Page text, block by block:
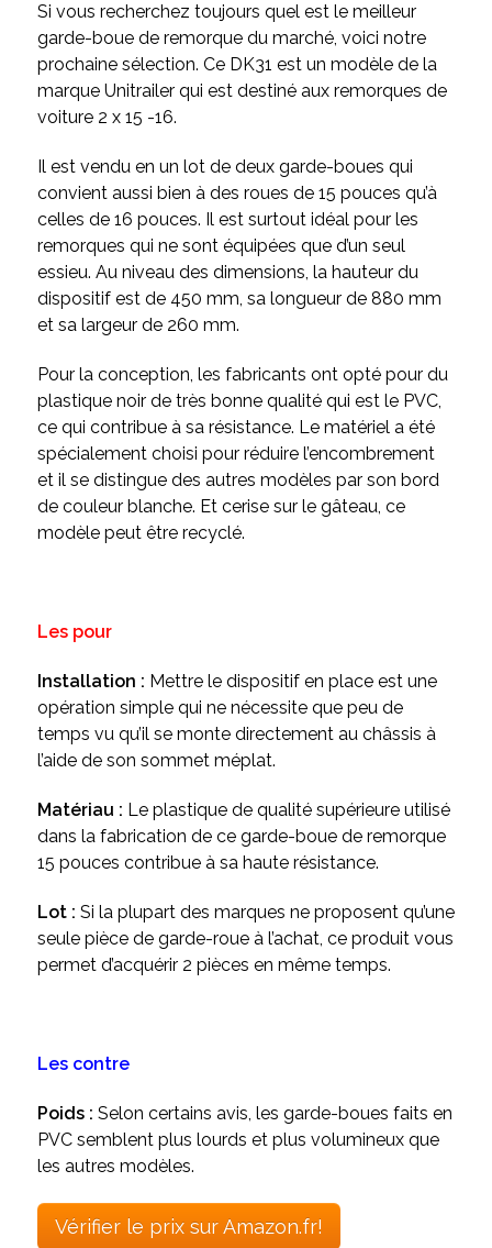
Si vous recherchez toujours quel est le meilleur
garde-boue de remorque du marché, voici notre
prochaine sélection. Ce DK31 est un modèle de la
marque Unitrailer qui est destiné aux remorques de
voiture 2 x 15 -16.
Il est vendu en un lot de deux garde-boues qui
convient aussi bien à des roues de 15 pouces qu’à
celles de 16 pouces. Il est surtout idéal pour les
remorques qui ne sont équipées que d’un seul
essieu. Au niveau des dimensions, la hauteur du
dispositif est de 450 mm, sa longueur de 880 mm
et sa largeur de 260 mm.
Pour la conception, les fabricants ont opté pour du
plastique noir de très bonne qualité qui est le PVC,
ce qui contribue à sa résistance. Le matériel a été
spécialement choisi pour réduire l’encombrement
et il se distingue des autres modèles par son bord
de couleur blanche. Et cerise sur le gâteau, ce
modèle peut être recyclé.
Les pour
Installation : Mettre le dispositif en place est une
opération simple qui ne nécessite que peu de
temps vu qu’il se monte directement au châssis à
l’aide de son sommet méplat.
Matériau : Le plastique de qualité supérieure utilisé
dans la fabrication de ce garde-boue de remorque
15 pouces contribue à sa haute résistance.
Lot : Si la plupart des marques ne proposent qu’une
seule pièce de garde-roue à l’achat, ce produit vous
permet d’acquérir 2 pièces en même temps.
Les contre
Poids : Selon certains avis, les garde-boues faits en
PVC semblent plus lourds et plus volumineux que
les autres modèles.
Vérifier le prix sur Amazon.fr!